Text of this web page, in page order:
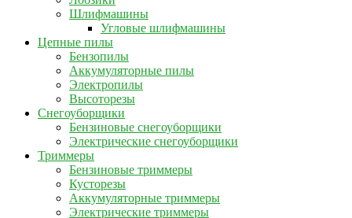
Шлифмашины
Угловые шлифмашины
Цепные пилы
Бензопилы
Аккумуляторные пилы
Электропилы
Высоторезы
Снегоуборщики
Бензиновые снегоуборщики
Электрические снегоуборщики
Триммеры
Бензиновые триммеры
Кусторезы
Аккумуляторные триммеры
Электрические триммеры